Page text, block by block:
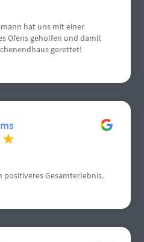
hat uns mit einer
Ofens geholfen und damit
gerettet!
Gesamterlebnis.